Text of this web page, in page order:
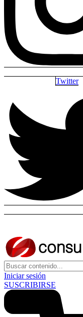
Twitter
Iniciar sesión
SUSCRIBIRSE